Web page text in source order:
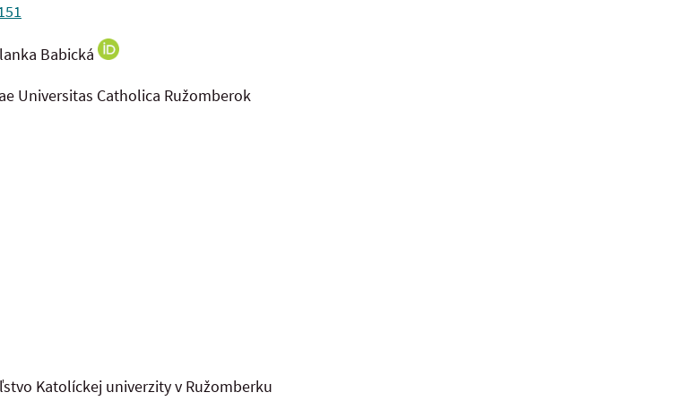
Babická
Universitas Catholica Ružomberok
Katolíckej univerzity v Ružomberku